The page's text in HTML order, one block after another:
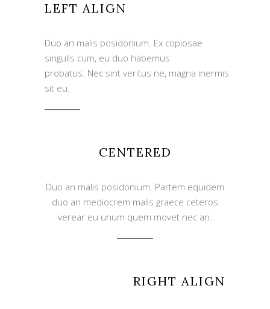
LEFT ALIGN
Duo an malis posidonium. Ex copiosae
singulis cum, eu duo habemus
probatus. Nec sint veritus ne, magna inermis
sit eu.
CENTERED
Duo an malis posidonium. Partem equidem
duo an mediocrem malis graece ceteros
verear eu unum quem movet nec an.
RIGHT ALIGN